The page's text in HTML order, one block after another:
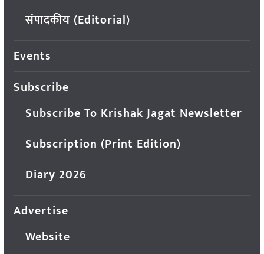
संपादकीय (Editorial)
Events
Subscribe
Subscribe To Krishak Jagat Newsletter
Subscription (Print Edition)
Diary 2026
Advertise
Website